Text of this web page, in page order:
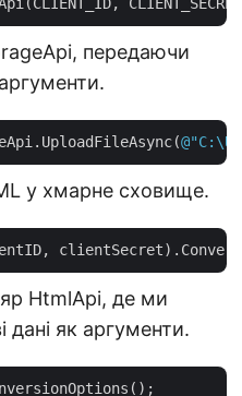
передаючи
аргументи.
у хмарне сховище.
HtmlApi, де ми
дані як аргументи.